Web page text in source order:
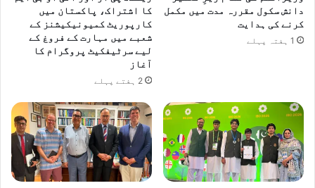
دانش سکول مقررہ مدت میں مکمل
کرنے کی ہدایت
1 ہفتہ پہلے
کا اشتراک، پاکستان میں
کارپوریٹ کمیونیکیشنز کے
شعبے میں مہارت کے فروغ کے
لیے سرٹیفکیٹ پروگرام کا
آغاز
2 ہفتے پہلے